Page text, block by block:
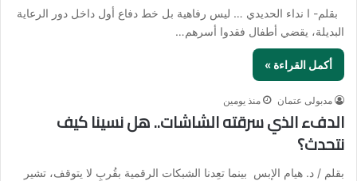
بقلم- ا نداء الحديدي … ليس رفاهية بل خط دفاع أول داخل دور الرعاية
البديلة، يقضي أطفال فقدوا أسرهم…
أكمل القراءة »
مدبولى عتمان منذ يومين
الدفء الذي سرقته الشاشات.. هل نسينا كيف
نتحدث؟
بقلم / د. هيام الإبس بينما تعِدنا الشبكات الرقمية بقُربٍ لا يتوقف، تشير